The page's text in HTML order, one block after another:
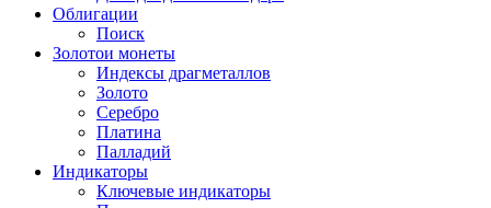
Облигации
Поиск
Золотои монеты
Индексы драгметаллов
Золото
Серебро
Платина
Палладий
Индикаторы
Ключевые индикаторы